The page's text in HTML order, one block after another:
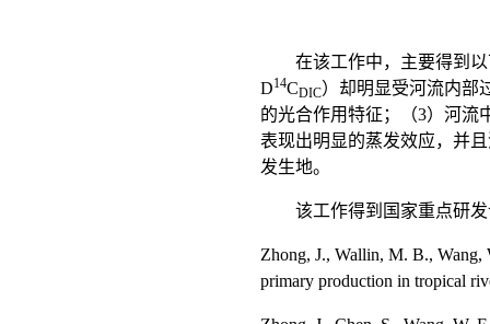
在该工作中，主要得到
D14CDIC）却明显受河流内部
的光合作用特征；（3）河流
表现出明显的蒸发效应，并
发生地。
该工作得到国家重点研
Zhong, J., Wallin, M. B.,
primary production in tropical